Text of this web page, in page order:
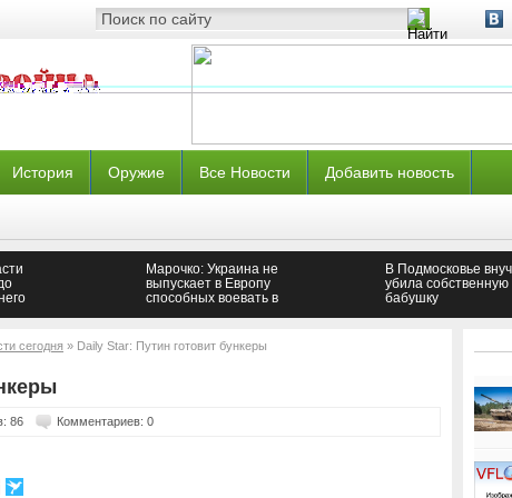
История Оружие Все Новости Добавить новость
Марочко: Украина не
выпускает в Европу
способных воевать в
В Подмосковье
убила собственную
бабушку
сегодня » Daily Star: Путин готовит бункеры
86 Комментариев: 0